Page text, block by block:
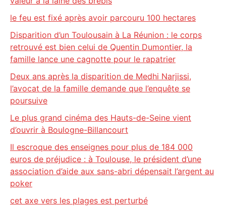
le feu est fixé après avoir parcouru 100 hectares
Disparition d’un Toulousain à La Réunion : le corps
retrouvé est bien celui de Quentin Dumontier, la
famille lance une cagnotte pour le rapatrier
Deux ans après la disparition de Medhi Narjissi,
l’avocat de la famille demande que l’enquête se
poursuive
Le plus grand cinéma des Hauts-de-Seine vient
d’ouvrir à Boulogne-Billancourt
Il escroque des enseignes pour plus de 184 000
euros de préjudice : à Toulouse, le président d’une
association d’aide aux sans-abri dépensait l’argent au
poker
cet axe vers les plages est perturbé